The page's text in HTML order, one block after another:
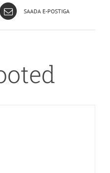
SAADA E-POSTIGA